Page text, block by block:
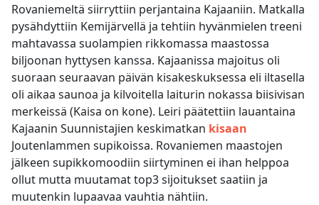
Rovaniemeltä siirryttiin perjantaina Kajaaniin. Matkalla
pysähdyttiin Kemijärvellä ja tehtiin hyvänmielen treeni
mahtavassa suolampien rikkomassa maastossa
biljoonan hyttysen kanssa. Kajaanissa majoitus oli
suoraan seuraavan päivän kisakeskuksessa eli iltasella
oli aikaa saunoa ja kilvoitella laiturin nokassa biisivisan
merkeissä (Kaisa on kone). Leiri päätettiin lauantaina
Kajaanin Suunnistajien keskimatkan kisaan
Joutenlammen supikoissa. Rovaniemen maastojen
jälkeen supikkomoodiin siirtyminen ei ihan helppoa
ollut mutta muutamat top3 sijoitukset saatiin ja
muutenkin lupaavaa vauhtia nähtiin.